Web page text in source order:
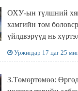
ОХУ-ын түлшний
хамгийн том
үйлдвэрүүд нь
Уржигдар 17 цаг 25
З.Төмөртөмөө: